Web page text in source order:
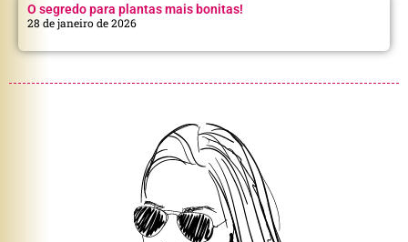
O segredo para plantas mais bonitas!
28 de janeiro de 2026